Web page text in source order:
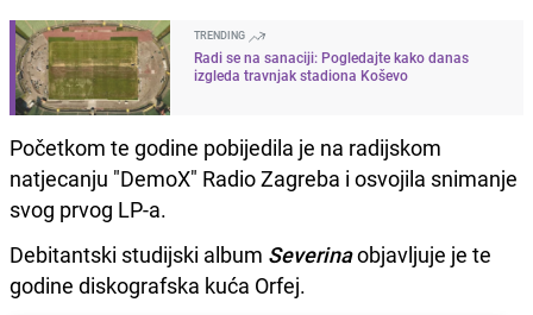
TRENDING
Radi se na sanaciji: Pogledajte kako danas
izgleda travnjak stadiona Koševo
Početkom te godine pobijedila je na radijskom
natjecanju "DemoX" Radio Zagreba i osvojila snimanje
svog prvog LP-a.
Debitantski studijski album Severinaobjavljuje je te
godine diskografska kuća Orfej.